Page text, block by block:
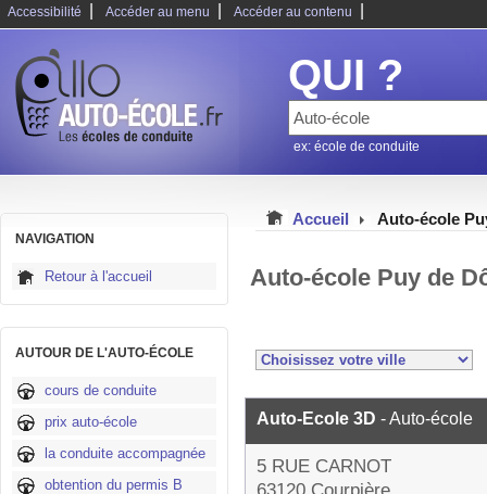
Accessibilité Accéder au menu Accéder au contenu
QUI ?
ex: école de conduite
NAVIGATION
Retour à l'accueil
AUTOUR DE L'AUTO-ÉCOLE
cours de conduite
prix auto-école
la conduite accompagnée
obtention du permis B
Accueil Auto-école
Auto-école Puy de
Auto-Ecole 3D - Auto-école
5 RUE CARNOT